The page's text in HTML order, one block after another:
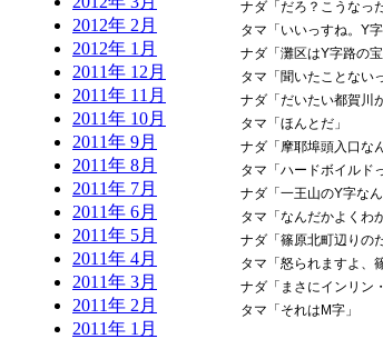
2012年 2月
2012年 1月
2011年 12月
2011年 11月
2011年 10月
2011年 9月
2011年 8月
2011年 7月
2011年 6月
2011年 5月
2011年 4月
2011年 3月
2011年 2月
2011年 1月
ナダ「だろ？こうなっ
タマ「いいっすね。Y
ナダ「灘区はY字路の宝
タマ「聞いたことない
ナダ「だいたい都賀川
タマ「ほんとだ」
ナダ「摩耶埠頭入口な
タマ「ハードボイルド
ナダ「一王山のY字な
タマ「なんだかよくわ
ナダ「篠原北町辺りの
タマ「怒られますよ、
ナダ「まさにインリン
タマ「それはM字」